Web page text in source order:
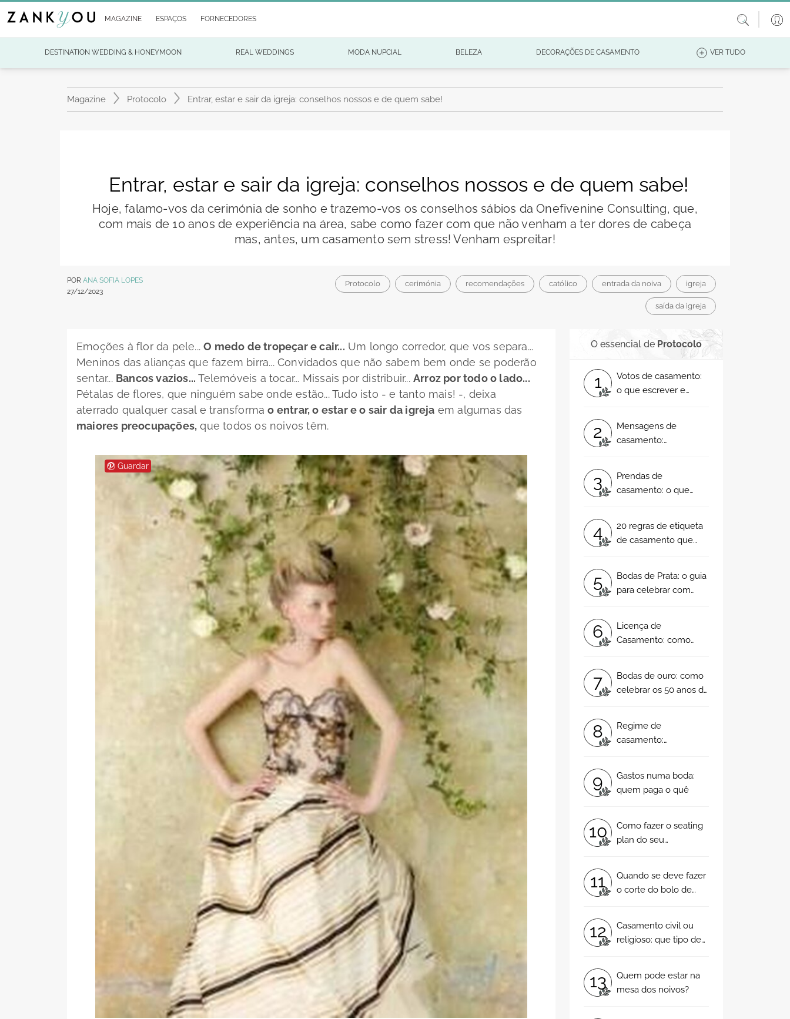
MAGAZINE ESPAÇOS FORNECEDORES
DESTINATION WEDDING & HONEYMOON REAL WEDDINGS MODA NUPCIAL BELEZA DECORAÇÕES DE CASAMENTO VER TUDO
Magazine Protocolo Entrar, estar e sair da igreja: conselhos nossos e de quem sabe!
Entrar, estar e sair da igreja: conselhos nossos e de quem sabe!
Hoje, falamo-vos da cerimónia de sonho e trazemo-vos os conselhos sábios da Onefivenine Consulting, que,
com mais de 10 anos de experiência na área, sabe como fazer com que não venham a ter dores de cabeça
mas, antes, um casamento sem stress! Venham espreitar!
POR ANA SOFIA LOPES
27/12/2023
Protocolo cerimónia recomendações católico entrada da noiva igreja
saída da igreja
Emoções à flor da pele...O medo de tropeçar e cair... Um longo corredor, que vos separa...
Meninos das alianças que fazem birra... Convidados que não sabem bem onde se poderão
sentar... Bancos vazios... Telemóveis a tocar... Missais por distribuir...Arroz por todo o lado...
Pétalas de flores, que ninguém sabe onde estão... Tudo isto - e tanto mais! -, deixa
aterrado qualquer casal e transformao entrar, o estar e o sair da igreja em algumas das
maiores preocupações, que todos os noivos têm.
Guardar
O essencial de Protocolo
1
Votos de casamento:
o que escrever e
2
Mensagens de
casamento:
agradecimento para
os convidados
3
Prendas de
casamento: o que
noivos?
4
20 regras de etiqueta
de casamento que
5
Bodas de Prata: o guia
para celebrar com
6
Licença de
Casamento: como
7
Bodas de ouro: como
celebrar os 50 anos de
8
Regime de
casamento:
geral de bens ou
separação?
9
Gastos numa boda:
quem paga o quê
10
Como fazer o seating
plan do seu
11
Quando se deve fazer
o corte do bolo de
12
Casamento civil ou
religioso: que tipo de
portugueses?
13
Quem pode estar na
mesa dos noivos?